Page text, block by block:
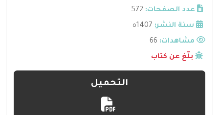
عدد الصفحات: 572
سنة النشر: 1407ه
مشاهدات:
بلّغ عن كتاب
التحميل